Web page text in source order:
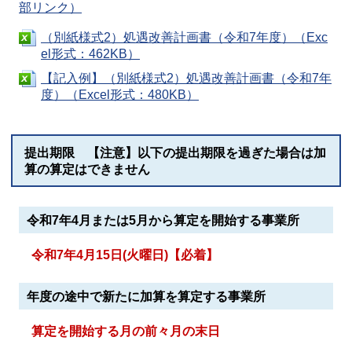
部リンク）
（別紙様式2）処遇改善計画書（令和7年度）（Exc
el形式：462KB）
【記入例】（別紙様式2）処遇改善計画書（令和7年
度）（Excel形式：480KB）
提出期限 【注意】以下の提出期限を過ぎた場合は加
算の算定はできません
令和7年4月または5月から算定を開始する事業所
令和7年4月15日(火曜日)【必着】
年度の途中で新たに加算を算定する事業所
算定を開始する月の前々月の末日